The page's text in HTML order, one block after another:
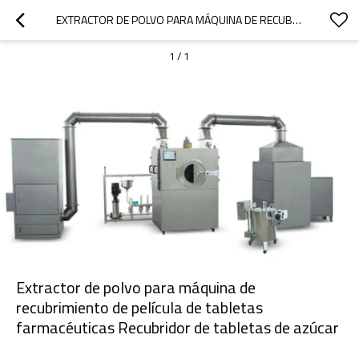
EXTRACTOR DE POLVO PARA MÁQUINA DE RECUBRIMIENTO DE PELÍCULA DE TABLETAS FARMACÉUTICAS RECUBRIDOR DE TABLETAS DE AZÚCAR
1 / 1
Extractor de polvo para máquina de
recubrimiento de película de tabletas
farmacéuticas Recubridor de tabletas de azúcar